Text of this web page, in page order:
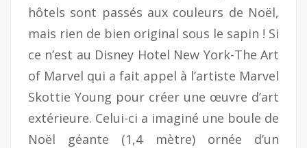
hôtels sont passés aux couleurs de Noël,
mais rien de bien original sous le sapin ! Si
ce n’est au Disney Hotel New York-The Art
of Marvel qui a fait appel à l’artiste Marvel
Skottie Young pour créer une œuvre d’art
extérieure. Celui-ci a imaginé une boule de
Noël géante (1,4 mètre) ornée d’un